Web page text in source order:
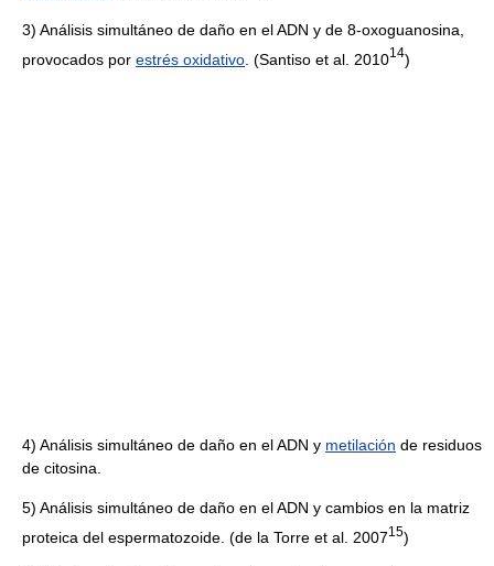
3) Análisis simultáneo de daño en el ADN y de 8-oxoguanosina,
provocados por estrés oxidativo . (Santiso et al. 20101 4)
4) Análisis simultáneo de daño en el ADN y metilación de residuos
de citosina.
5) Análisis simultáneo de daño en el ADN y cambios en la matriz
proteica del espermatozoide. (de la Torre et al. 20071 5)